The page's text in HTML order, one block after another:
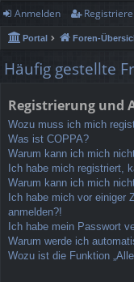
ch
ne
llz
rif
f
or
en
Anmelden
Portal Foren-
Häufig gestellte
Registrierung und
Wozu muss ich mich
Was ist COPPA?
Warum kann ich mich
Ich habe mich registriert,
Warum kann ich mich
Ich habe mich vor einiger
anmelden?!
Ich habe mein Passwort
Warum werde ich
Wozu ist die Funktion